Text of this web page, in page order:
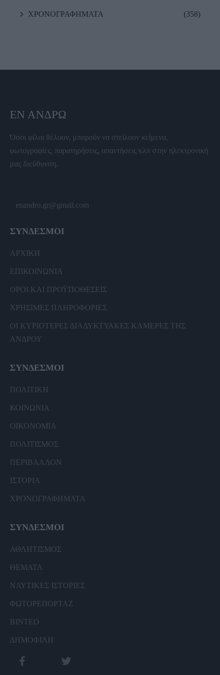
ΧΡΟΝΟΓΡΑΦΗΜΑΤΑ (358)
ΕΝ ΆΝΔΡΩ
Όσοι φίλοι θέλουν, μπορούν να στείλουν κείμενα,
φωτογραφίες, παρατηρήσεις, απαντήσεις κλπ στην ηλεκτρονική
μας διεύθυνση.
enandro.gr@gmail.com
ΣΥΝΔΕΣΜΟΙ
ΑΡΧΙΚΗ
ΕΠΙΚΟΙΝΩΝΙΑ
ΟΡΟΙ ΚΑΙ ΠΡΟΫΠΟΘΕΣΕΙΣ
ΧΡΗΣΙΜΕΣ ΠΛΗΡΟΦΟΡΙΕΣ
ΟΙ ΚΥΡΙΟΤΕΡΕΣ ΔΙΑΔΥΚΤΥΑΚΕΣ ΚΑΜΕΡΕΣ ΤΗΣ
ΑΝΔΡΟΥ
ΣΥΝΔΕΣΜΟΙ
ΠΟΛΙΤΙΚΗ
ΚΟΙΝΩΝΙΑ
ΟΙΚΟΝΟΜΙΑ
ΠΟΛΙΤΙΣΜΟΣ
ΠΕΡΙΒΑΛΛΟΝ
ΙΣΤΟΡΙΑ
ΧΡΟΝΟΓΡΑΦΗΜΑΤΑ
ΣΥΝΔΕΣΜΟΙ
ΑΘΛΗΤΙΣΜΟΣ
ΘΕΜΑΤΑ
ΝΑΥΤΙΚΕΣ ΙΣΤΟΡΙΕΣ
ΦΩΤΟΡΕΠΟΡΤΑΖ
ΒΙΝΤΕΟ
ΔΗΜΟΦΙΛΗ